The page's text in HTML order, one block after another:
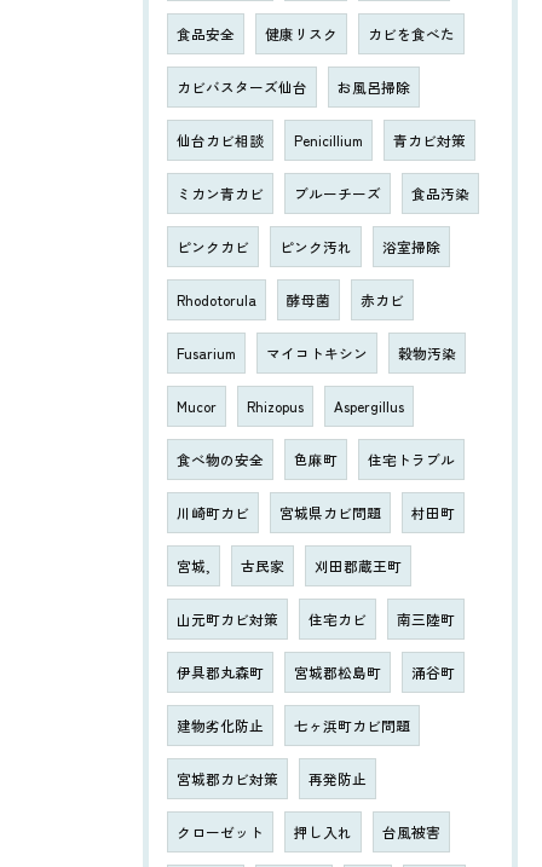
食品安全 健康リスク カビを食べた
カビバスターズ仙台 お風呂掃除
仙台カビ相談 Penicillium 青カビ対策
ミカン青カビ ブルーチーズ 食品汚染
ピンクカビ ピンク汚れ 浴室掃除
Rhodotorula 酵母菌 赤カビ
Fusarium マイコトキシン 穀物汚染
Mucor Rhizopus Aspergillus
食べ物の安全 色麻町 住宅トラブル
川崎町カビ 宮城県カビ問題 村田町
宮城, 古民家 刈田郡蔵王町
山元町カビ対策 住宅カビ 南三陸町
伊具郡丸森町 宮城郡松島町 涌谷町
建物劣化防止 七ヶ浜町カビ問題
宮城郡カビ対策 再発防止
クローゼット 押し入れ 台風被害